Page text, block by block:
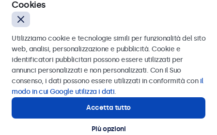
Italiano
© 2026 Beetronics
Inviare
Oppure chiamaci al
Contatta i nostri esperti
Cookies
Utilizziamo cookie e tecnologie simili per funzionalità del sito
web, analisi, personalizzazione e pubblicità. Cookie e
identificatori pubblicitari possono essere utilizzati per
annunci personalizzati e non personalizzati. Con il Suo
consenso, i dati possono essere utilizzati in conformità con il
modo in cui Google utilizza i dati.
Accetta tutto
Più opzioni